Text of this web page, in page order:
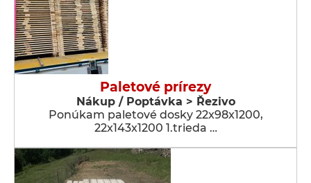
Paletové prírezy
Nákup / Poptávka > Řezivo
Ponúkam paletové dosky 22x98x1200,
22x143x1200 1.trieda …